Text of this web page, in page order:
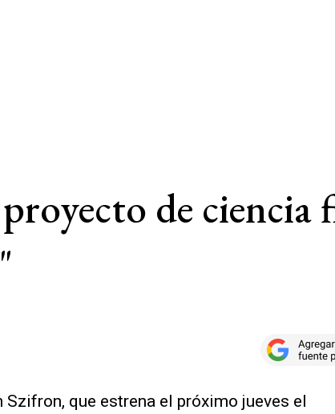
de ciencia
que estrena el próximo jueves el